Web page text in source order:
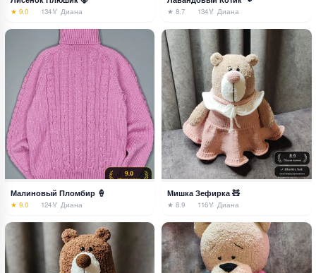
★ 9.0 134🏅 Диана ★ 8.7 134🏅 Диана
Малиновый Пломбир 🍦
★ 9.0 124🏅 Диана
Мишка Зефирка 🧸
★ 8.9 116🏅 Диана